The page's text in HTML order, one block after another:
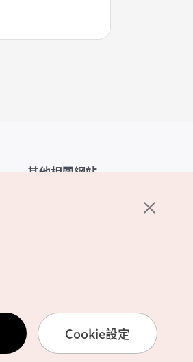
其他相關網站
Cookie設定